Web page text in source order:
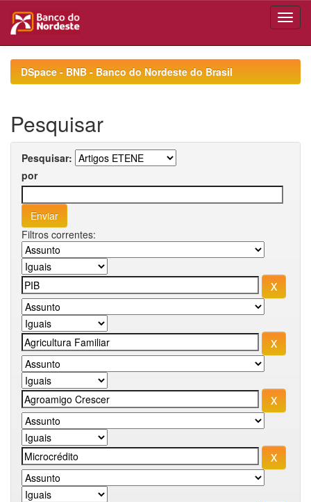
navigationDSpace - BNB - Banco do Nordeste do Brasil
Pesquisar
Pesquisar:
por
Filtros correntes: